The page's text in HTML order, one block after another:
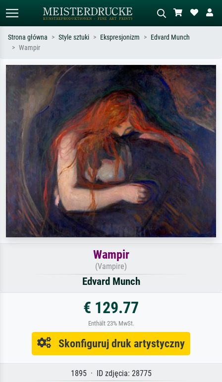
Szukaj wg artysty, tytułu lub stylu – np.
Monet, Gwiaździsta noc,
impresjonizm, fala Hokusaia, akt.
Opisz scenę – np. zielona łąka,
abstrakcja z czerwienią, ciemny olej,
stojący akt obok drzewa.
Strona główna Style sztuki Ekspresjonizm
Edvard Munch
Wampir
Wampir
(Vampire)
Edvard Munch
€ 129.77
Enthält 23% MwSt.
Skonfiguruj druk artystyczny
1895 · ID zdjęcia: 28775